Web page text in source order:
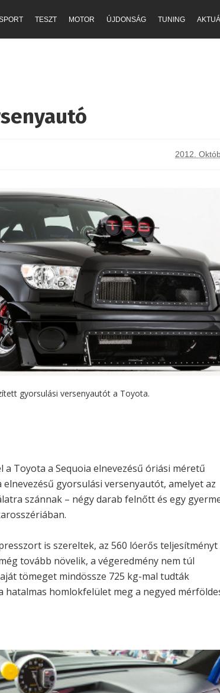
TESZT MOTOR ÚJDONSÁG TUNING
2012.
gyorsulási versenyautót a Toyota.
Toyota a Sequoia elnevezésű óriási méretű
gyorsulási versenyautót, amelyet az
szánnak – négy darab felnőtt és egy
is szereltek, az 560 lóerős teljesítményt
tovább növelik, a végeredmény nem túl
tömeget mindössze 725 kg-mal tudták
hatalmas homlokfelület meg a negyed